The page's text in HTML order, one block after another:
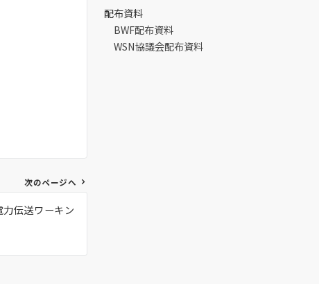
次のページへ
伝送ワーキン
配布資料
BWF配布資料
WSN協議会配布資料